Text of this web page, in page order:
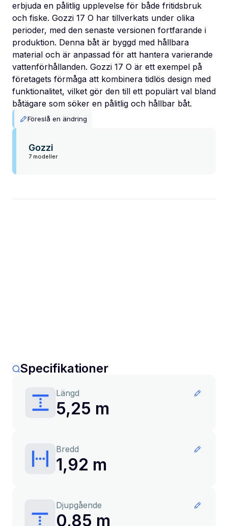
erbjuda en pålitlig upplevelse för både fritidsbruk
och fiske. Gozzi 17 O har tillverkats under olika
perioder, med den senaste versionen fortfarande i
produktion. Denna båt är byggd med hållbara
material och är anpassad för att hantera varierande
vattenförhållanden. Gozzi 17 O är ett exempel på
företagets förmåga att kombinera tidlös design med
funktionalitet, vilket gör den till ett populärt val bland
båtägare som söker en pålitlig och hållbar båt.
Föreslå en ändring
Gozzi
7 modeller
Specifikationer
Längd
5,25 m
Bredd
1,92 m
Djupgående
0,85 m